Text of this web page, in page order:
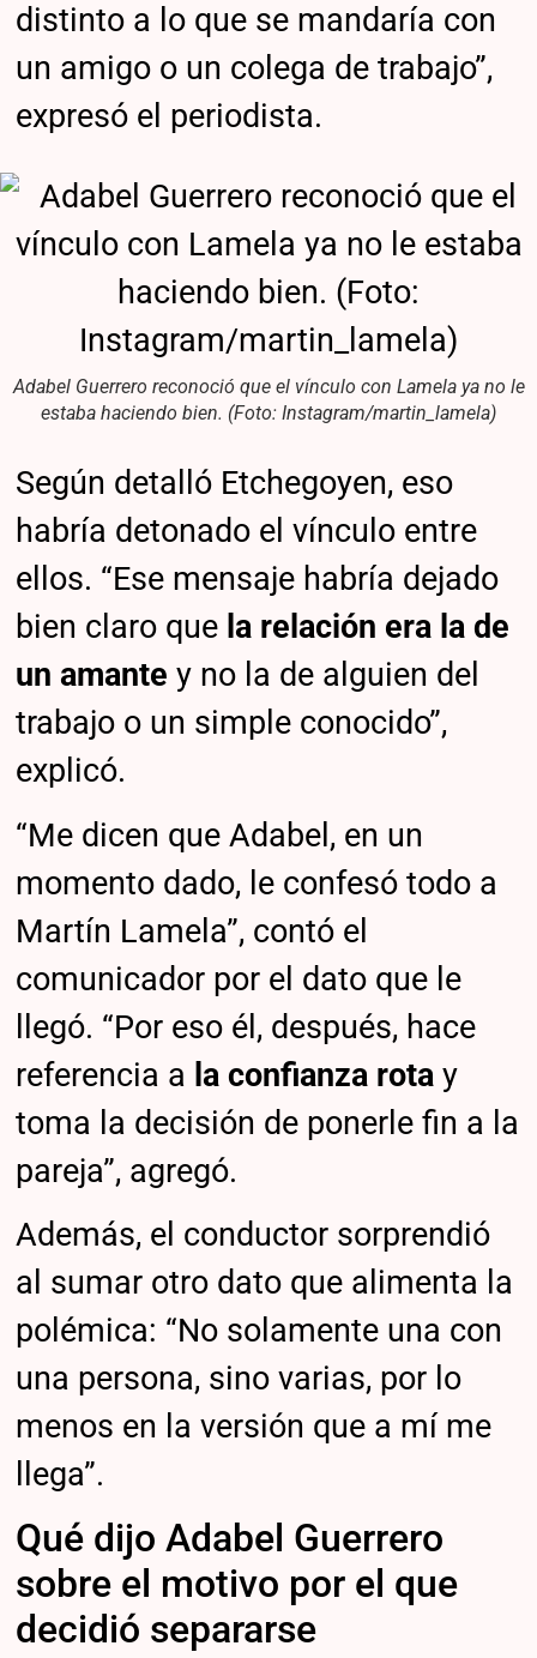
distinto a lo que se mandaría con
un amigo o un colega de trabajo”,
expresó el periodista.
Adabel Guerrero reconoció que el vínculo con Lamela ya no le
estaba haciendo bien. (Foto: Instagram/martin_lamela)
Según detalló Etchegoyen, eso
habría detonado el vínculo entre
ellos. “Ese mensaje habría dejado
bien claro que la relación era la de
un amantey no la de alguien del
trabajo o un simple conocido”,
explicó.
“Me dicen que Adabel, en un
momento dado, le confesó todo a
Martín Lamela”, contó el
comunicador por el dato que le
llegó. “Por eso él, después, hace
referencia a la confianza rota y
toma la decisión de ponerle fin a la
pareja”, agregó.
Además, el conductor sorprendió
al sumar otro dato que alimenta la
polémica: “No solamente una con
una persona, sino varias, por lo
menos en la versión que a mí me
llega”.
Qué dijo Adabel Guerrero
sobre el motivo por el que
decidió separarse